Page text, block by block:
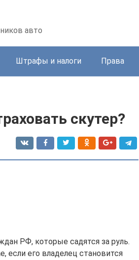
авто
Штрафы и налоги Права
скутер?
РФ, которые садятся за руль.
если его владелец становится